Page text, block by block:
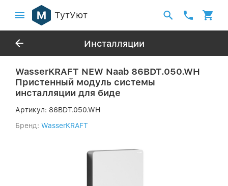
ТутУют
Инсталляции
WasserKRAFT NEW Naab 86BDT.050.WH
Пристенный модуль системы
инсталляции для биде
Артикул: 86BDT.050.WH
Бренд: WasserKRAFT